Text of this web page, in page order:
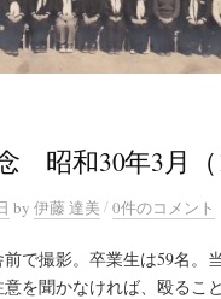
昭和30年3月（
by 伊藤 達美 /0件のコメント
で撮影。卒業生は59名。
を聞かなければ、殴るこ